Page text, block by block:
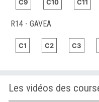
C9 C10 C11
R14 - GAVEA
C1 C2 C3